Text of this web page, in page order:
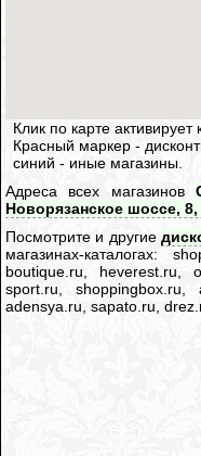
Клик по карте
Красный маркер -
синий - иные магазины.
Адреса всех магазинов
Новорязанское шоссе,
Посмотрите и другие
магазинах-каталогах:
boutique.ru, heverest.ru,
sport.ru, shoppingbox.ru,
adensya.ru, sapato.ru,